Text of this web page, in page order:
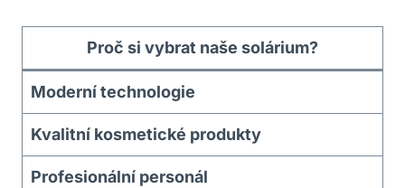
Proč si vybrat naše​ solárium?
Moderní technologie
Kvalitní kosmetické produkty
Profesionální personál